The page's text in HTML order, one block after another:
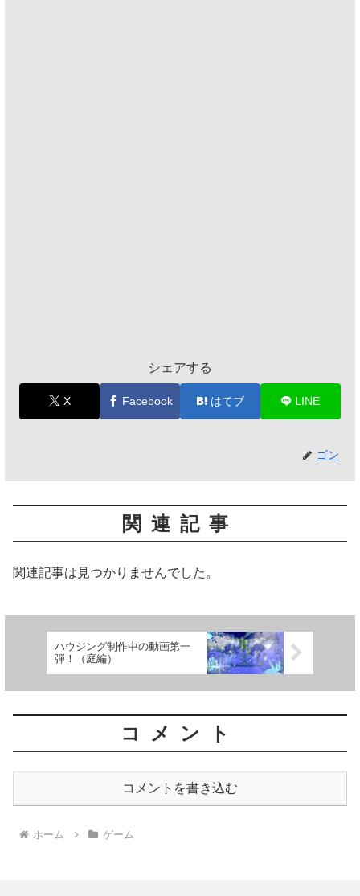
シェアする
X Facebook はてブ LINE
ゴン
関連記事
関連記事は見つかりませんでした。
ハウジング制作中の動画第一
弾！（庭編）
コメント
コメントを書き込む
ホーム ゲーム